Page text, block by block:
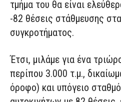
τμήμα του θα είναι
-82 θέσεις στάθμευσης
συγκροτήματος.
Έτσι, μιλάμε για ένα
περίπου 3.000 τ.μ.,
όροφο) και υπόγειο